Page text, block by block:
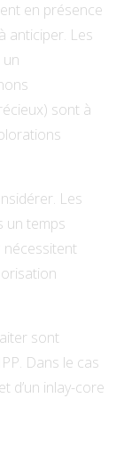
en présence
anticiper. Les
sont à
Les
un temps
nécessitent
sont
Dans le cas
d’un inlay-core